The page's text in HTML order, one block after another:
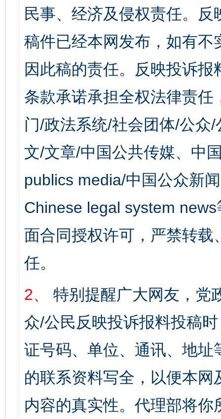
民事、经济及侵权责任。
稿件已经本网发布，如有
因此稿的责任。反映投诉
条款承诺承担全权法律责
门/政法系统/社会团体/公众
文/文章/中国公共传媒、中
publics media/中国公众新
Chinese legal system
面合同授权许可，严禁转
任。
2、
特别提醒广大网友，党
众/公民反映投诉报料投稿
证号码、单位、通讯、地
的联系资料写全，以便本
内容的真实性。代理部将